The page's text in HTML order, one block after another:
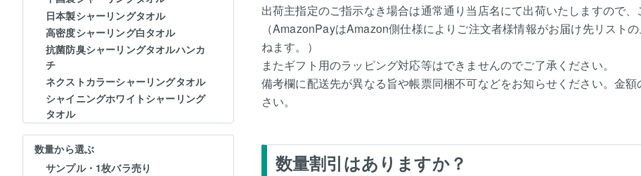
日本製シャーリングタオル
高密度シャーリング白タオル
抗菌防臭シャーリングタオルハンカ
チ
ネクストカラーシャーリングタオル
シャイニングホワイトシャーリング
タオル
数量から選ぶ
サンプル・1枚バラ売り
出荷主指定のご指示なき場合は通常通り当店名にて出荷いたしますので、
（AmazonPayはAmazon側仕様によりご注文者様情報がお届け先リスト
ねます。）
またギフト用のラッピング対応等はできませんのでご了承ください。
備考欄に配送先が異なる旨や帳票同梱不可などをお知らせください。金
さい。
数量割引はありますか？